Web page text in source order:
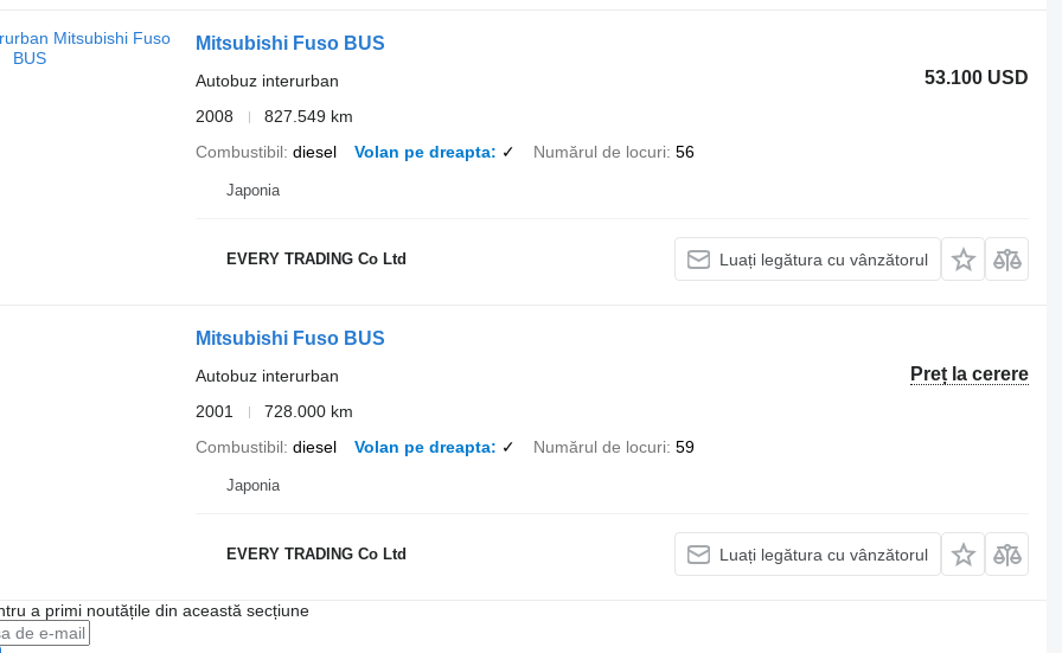
Mitsubishi Fuso BUS
53.100 USD
Autobuz interurban
2008
827.549 km
Combustibil diesel Volan pe dreapta ✓ Numărul de locuri 56
Japonia
EVERY TRADING Co Ltd Luați legătura cu vânzătorul
Mitsubishi Fuso BUS
Preț la cerere
Autobuz interurban
2001
728.000 km
Combustibil diesel Volan pe dreapta ✓ Numărul de locuri 59
Japonia
EVERY TRADING Co Ltd Luați legătura cu vânzătorul
a primi noutățile din această secțiune